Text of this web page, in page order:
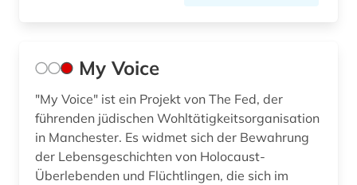
My Voice
"My Voice" ist ein Projekt von The Fed, der
führenden jüdischen Wohltätigkeitsorganisation
in Manchester. Es widmet sich der Bewahrung
der Lebensgeschichten von Holocaust-
Überlebenden und Flüchtlingen, die sich im